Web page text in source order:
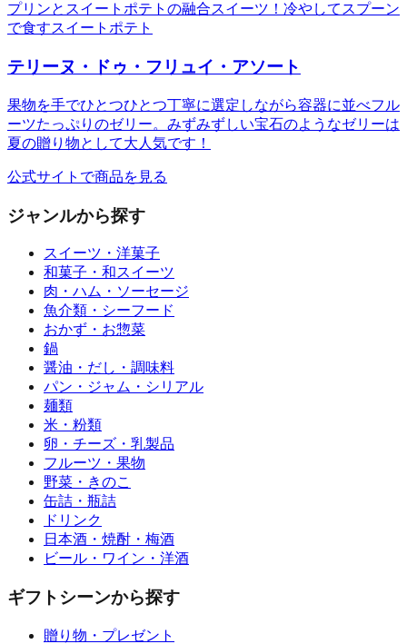
プリンとスイートポテトの融合スイーツ！冷やしてスプーン
で食すスイートポテト
テリーヌ・ドゥ・フリュイ・アソート
果物を手でひとつひとつ丁寧に選定しながら容器に並べフル
ーツたっぷりのゼリー。みずみずしい宝石のようなゼリーは
夏の贈り物として大人気です！
公式サイトで商品を見る
ジャンルから探す
スイーツ・洋菓子
和菓子・和スイーツ
肉・ハム・ソーセージ
魚介類・シーフード
おかず・お惣菜
鍋
醤油・だし・調味料
パン・ジャム・シリアル
麺類
米・粉類
卵・チーズ・乳製品
フルーツ・果物
野菜・きのこ
缶詰・瓶詰
ドリンク
日本酒・焼酎・梅酒
ビール・ワイン・洋酒
ギフトシーンから探す
贈り物・プレゼント